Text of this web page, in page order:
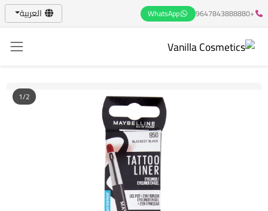
+9647843888880
WhatsApp العربية
1/2